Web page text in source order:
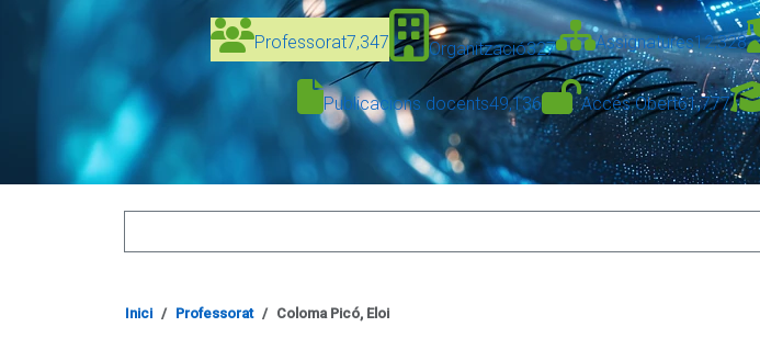
Professorat7,347 Organització327 Assignatures12,328
Publicacions docents49,136 Accés Obert61,777
Inici Professorat Coloma Picó, Eloi